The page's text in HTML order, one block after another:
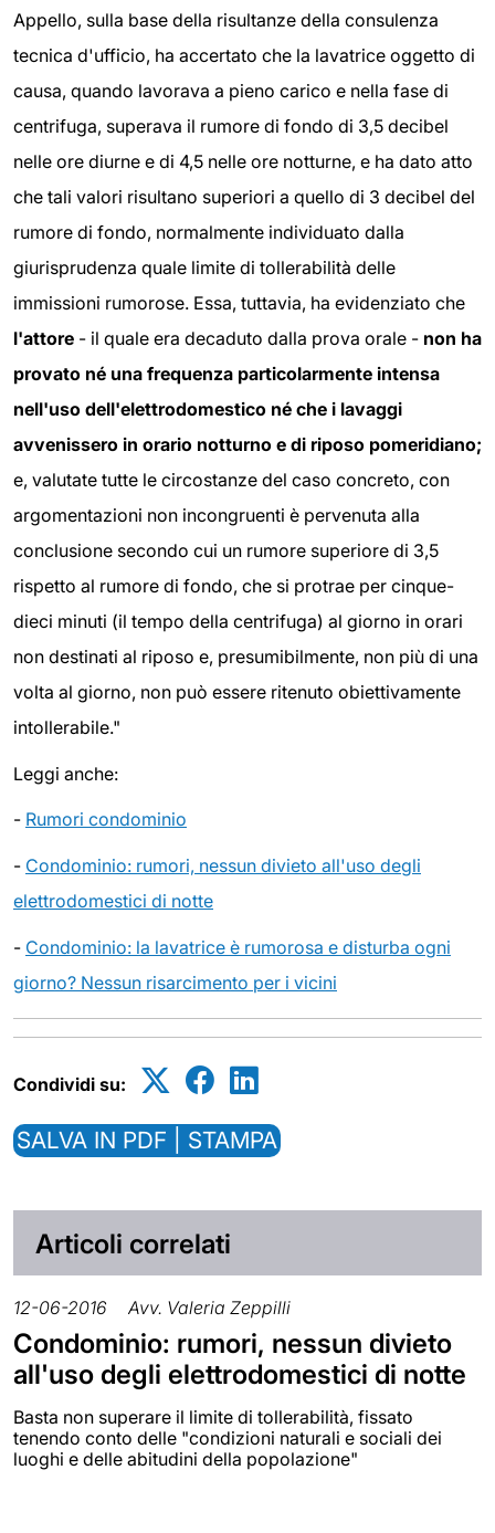
Appello, sulla base della risultanze della consulenza
tecnica d'ufficio, ha accertato che la lavatrice oggetto di
causa, quando lavorava a pieno carico e nella fase di
centrifuga, superava il rumore di fondo di 3,5 decibel
nelle ore diurne e di 4,5 nelle ore notturne, e ha dato atto
che tali valori risultano superiori a quello di 3 decibel del
rumore di fondo, normalmente individuato dalla
giurisprudenza quale limite di tollerabilità delle
immissioni rumorose. Essa, tuttavia, ha evidenziato che
l'attore - il quale era decaduto dalla prova orale - non ha
provato né una frequenza particolarmente intensa
nell'uso dell'elettrodomestico né che i lavaggi
avvenissero in orario notturno e di riposo pomeridiano;
e, valutate tutte le circostanze del caso concreto, con
argomentazioni non incongruenti è pervenuta alla
conclusione secondo cui un rumore superiore di 3,5
rispetto al rumore di fondo, che si protrae per cinque-
dieci minuti (il tempo della centrifuga) al giorno in orari
non destinati al riposo e, presumibilmente, non più di una
volta al giorno, non può essere ritenuto obiettivamente
intollerabile."
Leggi anche:
- Rumori condominio
- Condominio: rumori, nessun divieto all'uso degli
elettrodomestici di notte
- Condominio: la lavatrice è rumorosa e disturba ogni
giorno? Nessun risarcimento per i vicini
Condividi su:
SALVA IN PDF | STAMPA
Articoli correlati
12-06-2016 Avv. Valeria Zeppilli
Condominio: rumori, nessun divieto
all'uso degli elettrodomestici di notte
Basta non superare il limite di tollerabilità, fissato
tenendo conto delle "condizioni naturali e sociali dei
luoghi e delle abitudini della popolazione"